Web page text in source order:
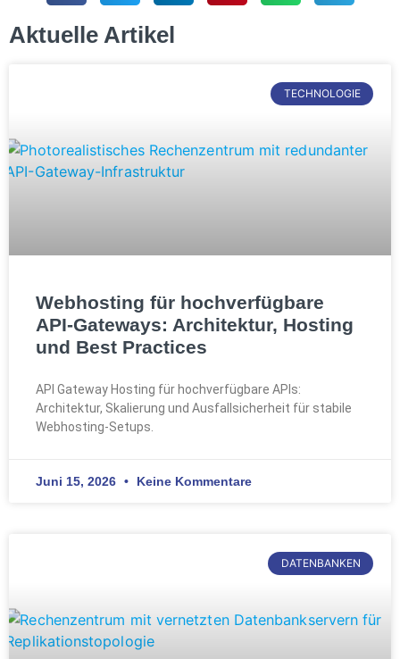
Aktuelle Artikel
TECHNOLOGIE
Webhosting für hochverfügbare
API-Gateways: Architektur, Hosting
und Best Practices
API Gateway Hosting für hochverfügbare APIs:
Architektur, Skalierung und Ausfallsicherheit für stabile
Webhosting-Setups.
Juni 15, 2026 Keine Kommentare
DATENBANKEN